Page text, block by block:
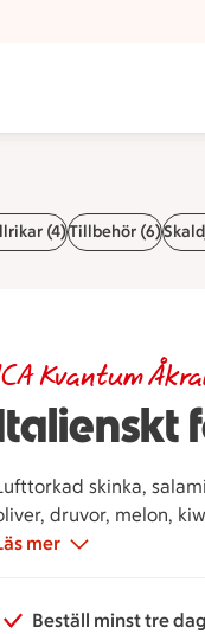
(4)Tillbehör (6)
Kvantum
skinka,
druvor, melon,
med pesto och
mer
Beställ minst tre